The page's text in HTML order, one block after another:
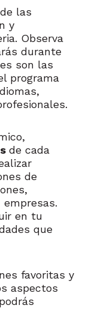
las
y
Observa
durante
son las
programa
de cada
de
en tu
que
favoritas y
aspectos